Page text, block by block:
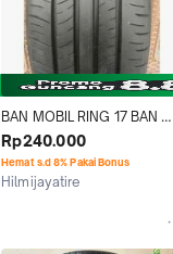
BAN MOBIL RING 17 BAN
MOBIL MEREK DUNLOP
ENASAVE UKURAN 215/60
17 TUBLES BERKUALITAS
Rp240.000
Hemat s.d 8% Pakai Bonus
Hilmijayatire